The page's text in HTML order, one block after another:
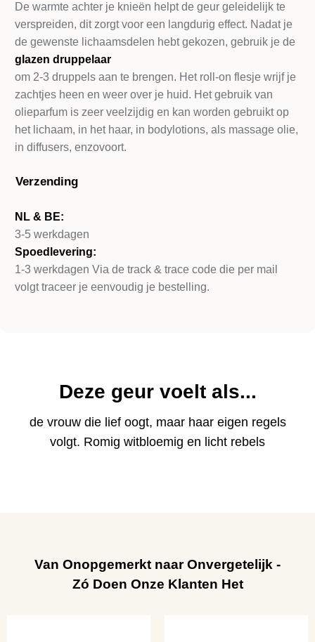
De warmte achter je knieën helpt de geur geleidelijk te
verspreiden, dit zorgt voor een langdurig effect. Nadat je
de gewenste lichaamsdelen hebt gekozen, gebruik je de
glazen druppelaar
om 2-3 druppels aan te brengen. Het roll-on flesje wrijf je
zachtjes heen en weer over je huid. Het gebruik van
olieparfum is zeer veelzijdig en kan worden gebruikt op
het lichaam, in het haar, in bodylotions, als massage olie,
in diffusers, enzovoort.
Verzending
NL & BE:
3-5 werkdagen
Spoedlevering:
1-3 werkdagen Via de track & trace code die per mail
volgt traceer je eenvoudig je bestelling.
Deze geur voelt als...
de vrouw die lief oogt, maar haar eigen regels
volgt. Romig witbloemig en licht rebels
Van Onopgemerkt naar Onvergetelijk -
Zó Doen Onze Klanten Het